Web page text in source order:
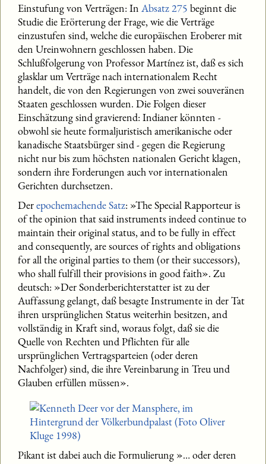
Einstufung von Verträgen: InAbsatz 275 beginnt die
Studie die Erörterung der Frage, wie die Verträge
einzustufen sind, welche die europäischen Eroberer mit
den Ureinwohnern geschlossen haben. Die
Schlußfolgerung von Professor Martínez ist, daß es sich
glasklar um Verträge nach internationalem Recht
handelt, die von den Regierungen von zwei souveränen
Staaten geschlossen wurden. Die Folgen dieser
Einschätzung sind gravierend: Indianer könnten -
obwohl sie heute formaljuristisch amerikanische oder
kanadische Staatsbürger sind - gegen die Regierung
nicht nur bis zum höchsten nationalen Gericht klagen,
sondern ihre Forderungen auch vor internationalen
Gerichten durchsetzen.
Derepochemachende Satz: »The Special Rapporteur is
of the opinion that said instruments indeed continue to
maintain their original status, and to be fully in effect
and consequently, are sources of rights and obligations
for all the original parties to them (or their successors),
who shall fulfill their provisions in good faith». Zu
deutsch: »Der Sonderberichterstatter ist zu der
Auffassung gelangt, daß besagte Instrumente in der Tat
ihren ursprünglichen Status weiterhin besitzen, and
vollständig in Kraft sind, woraus folgt, daß sie die
Quelle von Rechten und Pflichten für alle
ursprünglichen Vertragsparteien (oder deren
Nachfolger) sind, die ihre Vereinbarung in Treu und
Glauben erfüllen müssen».
Pikant ist dabei auch die Formulierung »… oder deren